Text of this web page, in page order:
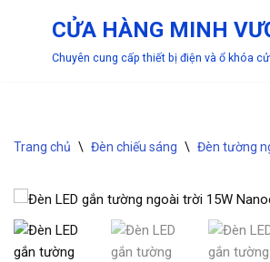
CỬA HÀNG MINH
Chuyên cung cấp thiết bị điện và ổ khóa
Trang chủ \ Đèn chiếu sáng \ Đèn tường